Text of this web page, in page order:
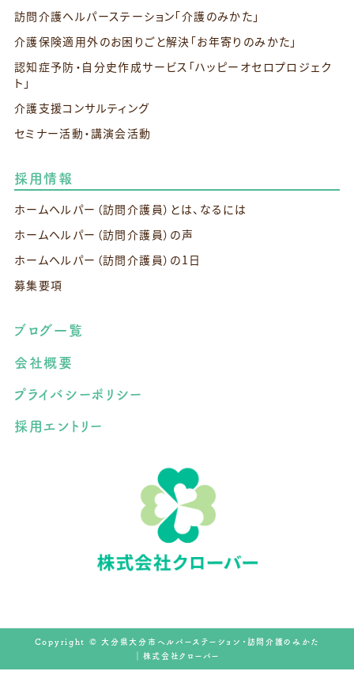
訪問介護ヘルパーステーション「介護のみかた」
介護保険適用外のお困りごと解決 「お年寄りのみかた」
認知症予防・自分史作成サービス 「ハッピーオセロプロジェク
ト」
介護支援コンサルティング
セミナー活動・講演会活動
採用情報
ホームヘルパー（訪問介護員）とは、なるには
ホームヘルパー（訪問介護員）の声
ホームヘルパー（訪問介護員）の1日
募集要項
ブログ一覧
会社概要
プライバシーポリシー
採用エントリー
Copyright © 大分県大分市ヘルパーステーション・訪問介護のみかた
｜株式会社クローバー